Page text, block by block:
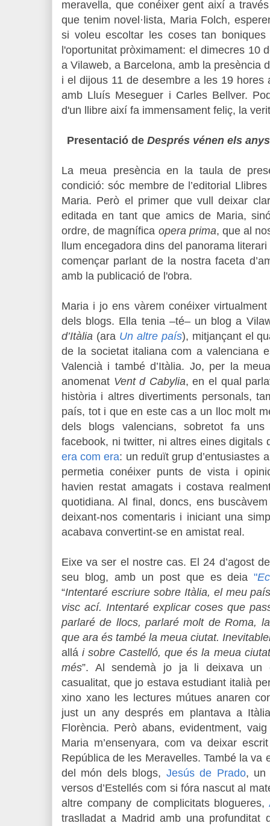
meravella, que conéixer gent així a
que tenim novel·lista, Maria Folch,
si voleu escoltar les coses tan
l'oportunitat pròximament: el dimecres 10
a Vilaweb, a Barcelona, amb la presència
i el dijous 11 de desembre a les 19 hores
amb Lluís Meseguer i Carles Bellver.
d'un llibre així fa immensament feliç, la
Presentació deDesprés vénen els anys
La meua presència en la taula de
condició: sóc membre de l’editorial
Maria. Però el primer que vull deixar
editada en tant que amics de Maria,
ordre, de magnífica opera prima, que al
llum encegadora dins del panorama
començar parlant de la nostra faceta
amb la publicació de l'obra.
Maria i jo ens vàrem conéixer
dels blogs. Ella tenia –té– un blog a
d’Itàlia (ara Un altre país), mitjançant el
de la societat italiana com a valenciana
Valencià i també d’Itàlia. Jo, per la
anomenat Vent d Cabylia, en el qual
història i altres divertiments personals,
país, tot i que en este cas a un lloc molt
dels blogs valencians, sobretot fa
facebook, ni twitter, ni altres eines digitals
era com era: un reduït grup d’entusiastes
permetia conéixer punts de vista i
havien restat amagats i costava
quotidiana. Al final, doncs, ens
deixant-nos comentaris i iniciant una
acabava convertint-se en amistat real.
Eixe va ser el nostre cas. El 24 d’agost
seu blog, amb un post que es deia"
“Intentaré escriure sobre Itàlia, el meu
visc ací. Intentaré explicar coses que
parlaré de llocs, parlaré molt de Roma,
que ara és també la meua ciutat.
allá i sobre Castelló, que és la meua
més”. Al sendemà jo ja li deixava un
casualitat, que jo estava estudiant italià
xino xano les lectures mútues anaren
just un any després em plantava a
Florència. Però abans, evidentment,
Maria m’ensenyara, com va deixar
República de les Meravelles. També la va
del món dels blogs, Jesús de Prado, un
versos d’Estellés com si fóra nascut al
altre company de complicitats blogueres,
traslladat a Madrid amb una profunditat